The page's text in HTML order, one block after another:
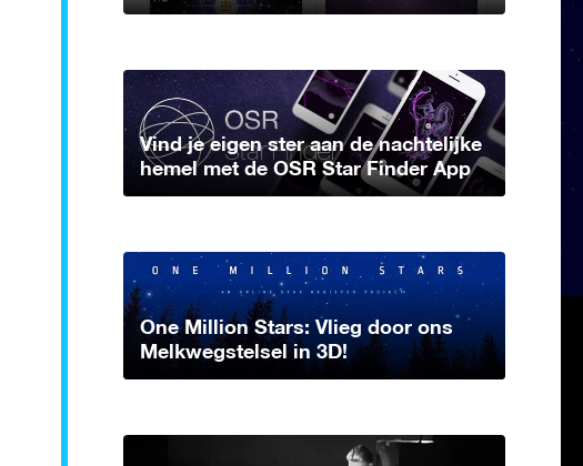
Vind je eigen ster aan de nachtelijke
hemel met de OSR Star Finder App
One Million Stars: Vlieg door ons
Melkwegstelsel in 3D!